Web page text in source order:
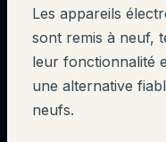
Les appareils
sont remis à neuf,
leur fonctionnalité
une alternative
neufs.